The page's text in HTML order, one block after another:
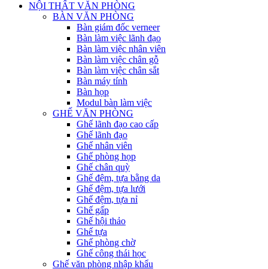
NỘI THẤT VĂN PHÒNG
BÀN VĂN PHÒNG
Bàn giám đốc verneer
Bàn làm việc lãnh đạo
Bàn làm việc nhân viên
Bàn làm việc chân gỗ
Bàn làm việc chân sắt
Bàn máy tính
Bàn họp
Modul bàn làm việc
GHẾ VĂN PHÒNG
Ghế lãnh đạo cao cấp
Ghế lãnh đạo
Ghế nhân viên
Ghế phòng họp
Ghế chân quỳ
Ghế đệm, tựa bằng da
Ghế đệm, tựa lưới
Ghế đệm, tựa nỉ
Ghế gấp
Ghế hội thảo
Ghế tựa
Ghế phòng chờ
Ghế công thái học
Ghế văn phòng nhập khẩu